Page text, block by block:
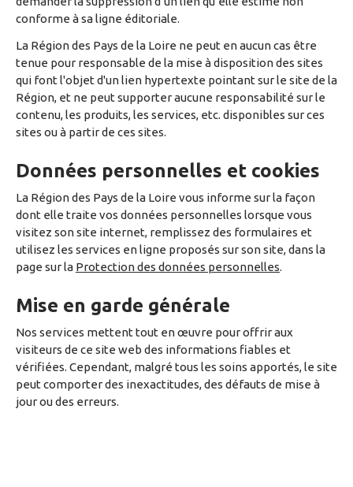
conforme à sa ligne éditoriale.
La Région des Pays de la Loire ne peut en aucun cas être
tenue pour responsable de la mise à disposition des sites
qui font l'objet d'un lien hypertexte pointant sur le site de la
Région, et ne peut supporter aucune responsabilité sur le
contenu, les produits, les services, etc. disponibles sur ces
sites ou à partir de ces sites.
Données personnelles et cookies
La Région des Pays de la Loire vous informe sur la façon
dont elle traite vos données personnelles lorsque vous
visitez son site internet, remplissez des formulaires et
utilisez les services en ligne proposés sur son site, dans la
page sur la Protection des données personnelles.
Mise en garde générale
Nos services mettent tout en œuvre pour offrir aux
visiteurs de ce site web des informations fiables et
vérifiées. Cependant, malgré tous les soins apportés, le site
peut comporter des inexactitudes, des défauts de mise à
jour ou des erreurs.